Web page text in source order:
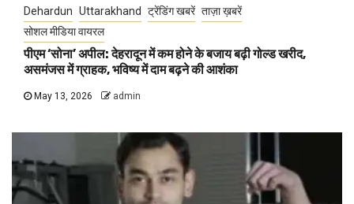
Dehardun Uttarakhand ट्रेंडिंग खबरें ताज़ा ख़बरें
सोशल मीडिया वायरल
पीएम ‘सोना’ अपील: देहरादून में कम होने के बजाय बढ़ी गोल्ड खरीद,
असमंजस में ग्राहक, भविष्य में दाम बढ़ने की आशंका
May 13, 2026 admin